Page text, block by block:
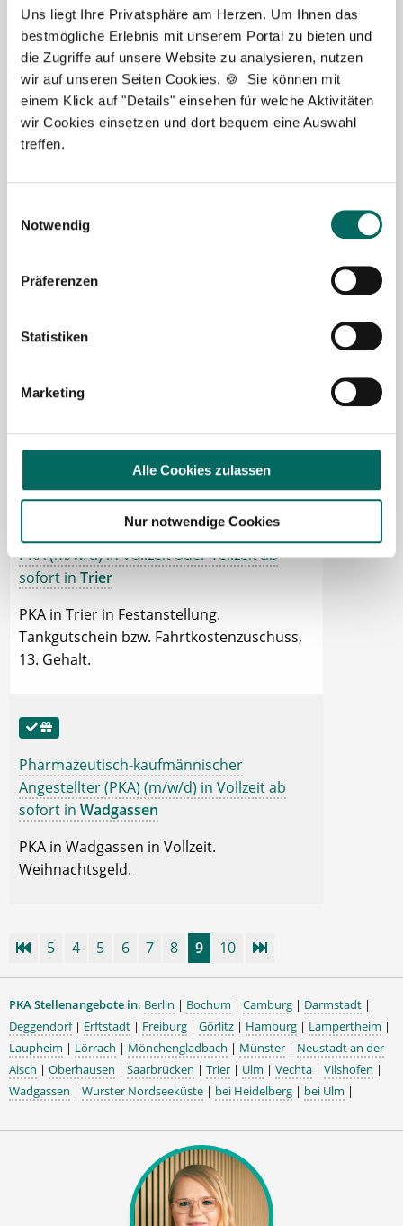
Uns liegt Ihre Privatsphäre am Herzen. Um Ihnen das
bestmögliche Erlebnis mit unserem Portal zu bieten und
die Zugriffe auf unsere Website zu analysieren, nutzen
wir auf unseren Seiten Cookies. 🍪 Sie können mit
einem Klick auf "Details" einsehen für welche Aktivitäten
wir Cookies einsetzen und dort bequem eine Auswahl
treffen.
Notwendig
Präferenzen
Statistiken
Marketing
Alle Cookies zulassen
Nur notwendige Cookies
Gute Erreichbarkeit mit öffentlichen
Verkehrsmitteln, Hilfe bei Wohnungssuche,
Weihnachtsgeld, Übertarifliche Bezahlung,
Betriebliche Altersvorsorge, Fort- und
Weiterbildung.
PKA (m/w/d) in Teilzeit ab sofort in
PKA in Stuttgart in Festanstellung, Teilzeit.
Ticket für öffentliche Verkehrsmittel, Gute
Zuschuss bei Umzug, Weihnachtsgeld, 13.
und Weiterbildung.
PKA (m/w/d) in Vollzeit oder Teilzeit ab
sofort in Trier
PKA in Trier in Festanstellung.
Tankgutschein bzw. Fahrtkostenzuschuss,
13. Gehalt.
Pharmazeutisch-kaufmännischer
Angestellter (PKA) (m/w/d) in Vollzeit ab
sofort in Wadgassen
PKA in Wadgassen in Vollzeit.
Weihnachtsgeld.
5 4 5 6 7 8 9 10
PKA Stellenangebote in: Berlin | Bochum | Camburg | Darmstadt |
Deggendorf| Erftstadt | Freiburg | Görlitz | Hamburg | Lampertheim |
Laupheim | Lörrach | Mönchengladbach | Münster | Neustadt an der
Aisch | Oberhausen | Saarbrücken | Trier | Ulm | Vechta | Vilshofen |
Wadgassen | Wurster Nordseeküste | bei Heidelberg | bei Ulm |